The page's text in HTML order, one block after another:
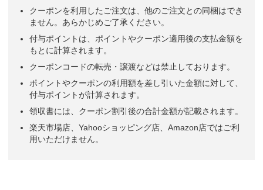
クーポンを利用したご注文は、他のご注文との同梱はでき
ません。あらかじめご了承ください。
付与ポイントは、ポイントやクーポン適用後の支払金額を
もとに計算されます。
クーポンコードの転売・譲渡などは禁止しております。
ポイントやクーポンの利用額を差し引いた金額に対して、
付与ポイントが計算されます。
領収書には、クーポン割引後の合計金額が記載されます。
楽天市場店、Yahooショッピング店、Amazon店ではご利
用いただけません。